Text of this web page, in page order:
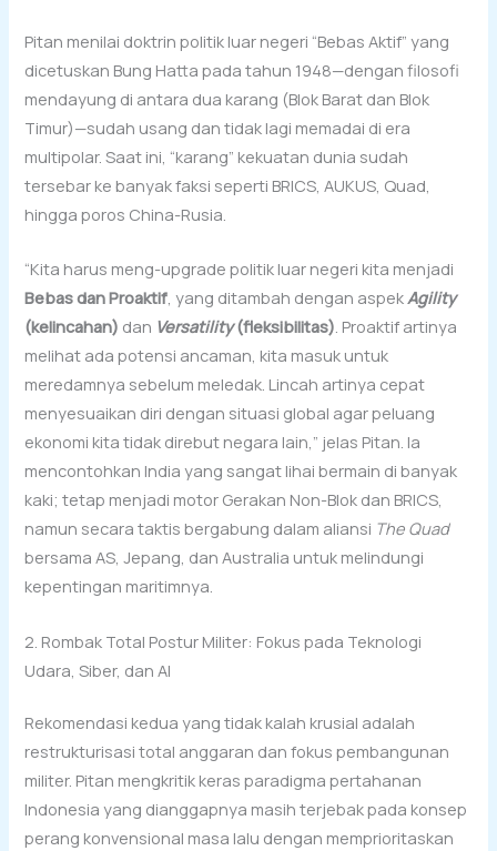
Pitan menilai doktrin politik luar negeri “Bebas Aktif” yang
dicetuskan Bung Hatta pada tahun 1948—dengan filosofi
mendayung di antara dua karang (Blok Barat dan Blok
Timur)—sudah usang dan tidak lagi memadai di era
multipolar. Saat ini, “karang” kekuatan dunia sudah
tersebar ke banyak faksi seperti BRICS, AUKUS, Quad,
hingga poros China-Rusia.
“Kita harus meng-upgrade politik luar negeri kita menjadi
Bebas dan Proaktif, yang ditambah dengan aspekAgility
(kelincahan) dan Versatility(fleksibilitas). Proaktif artinya
melihat ada potensi ancaman, kita masuk untuk
meredamnya sebelum meledak. Lincah artinya cepat
menyesuaikan diri dengan situasi global agar peluang
ekonomi kita tidak direbut negara lain,” jelas Pitan. Ia
mencontohkan India yang sangat lihai bermain di banyak
kaki; tetap menjadi motor Gerakan Non-Blok dan BRICS,
namun secara taktis bergabung dalam aliansi The Quad
bersama AS, Jepang, dan Australia untuk melindungi
kepentingan maritimnya.
2. Rombak Total Postur Militer: Fokus pada Teknologi
Udara, Siber, dan AI
Rekomendasi kedua yang tidak kalah krusial adalah
restrukturisasi total anggaran dan fokus pembangunan
militer. Pitan mengkritik keras paradigma pertahanan
Indonesia yang dianggapnya masih terjebak pada konsep
perang konvensional masa lalu dengan memprioritaskan